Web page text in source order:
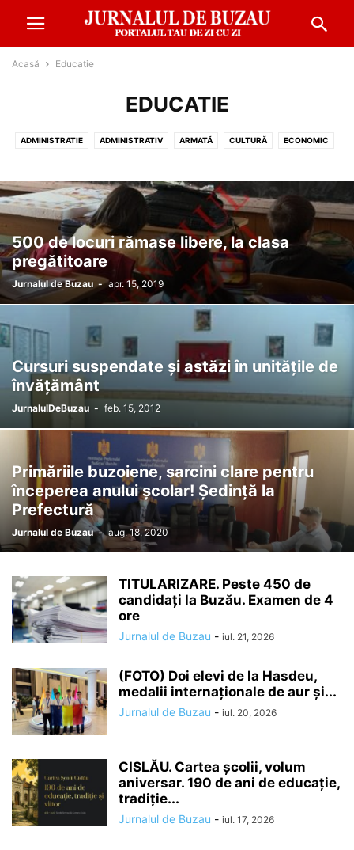
Acasă Educatie
EDUCATIE
ADMINISTRATIE ADMINISTRATIV ARMATĂ CULTURĂ ECONOMIC
REPORTAJ SANATATE SOCIAL SPORT
500 de locuri rămase libere, la clasa
pregătitoare
Jurnalul de Buzau - apr. 15, 2019
Cursuri suspendate şi astăzi în unităţile de
învăţământ
JurnalulDeBuzau - feb. 15, 2012
Primăriile buzoiene, sarcini clare pentru
începerea anului școlar! Ședință la
Prefectură
Jurnalul de Buzau - aug. 18, 2020
TITULARIZARE. Peste 450 de
candidați la Buzău. Examen de 4
ore
Jurnalul de Buzau - iul. 21, 2026
(FOTO) Doi elevi de la Hasdeu,
medalii internaționale de aur și...
Jurnalul de Buzau - iul. 20, 2026
CISLĂU. Cartea școlii, volum
aniversar. 190 de ani de educație,
tradiție...
Jurnalul de Buzau - iul. 17, 2026